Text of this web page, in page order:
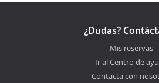
¿Dudas?
Mis reservas
Ir al Centro de
Contacta con